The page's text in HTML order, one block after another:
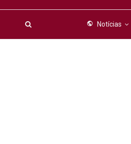
public Notícias